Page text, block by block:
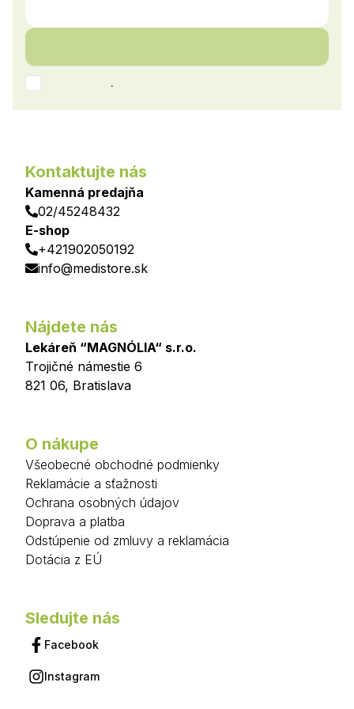
.
Kontaktujte nás
Kamenná predajňa
02/45248432
E-shop
+421902050192
info@medistore.sk
Nájdete nás
Lekáreň “MAGNÓLIA“ s.r.o.
Trojičné námestie 6
821 06, Bratislava
O nákupe
Všeobecné obchodné podmienky
Reklamácie a sťažnosti
Ochrana osobných údajov
Doprava a platba
Odstúpenie od zmluvy a reklamácia
Dotácia z EÚ
Sledujte nás
Facebook
Instagram